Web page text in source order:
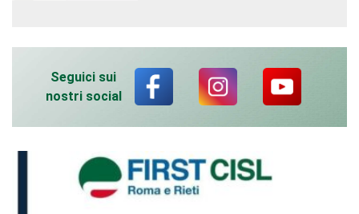
Seguici sui
nostri social